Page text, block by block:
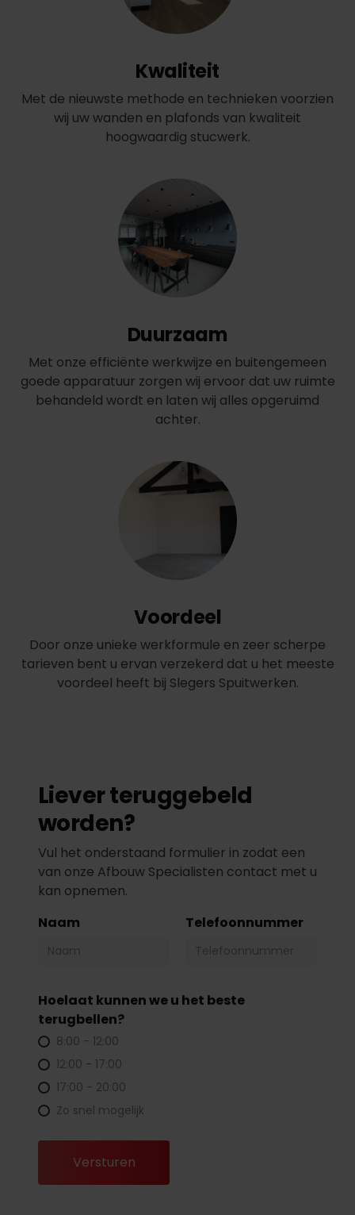
Kwaliteit
Met de nieuwste methode en technieken voorzien
wij uw wanden en plafonds van kwaliteit
hoogwaardig stucwerk.
Duurzaam
Met onze efficiënte werkwijze en buitengemeen
goede apparatuur zorgen wij ervoor dat uw ruimte
behandeld wordt en laten wij alles opgeruimd
achter.
Voordeel
Door onze unieke werkformule en zeer scherpe
tarieven bent u ervan verzekerd dat u het meeste
voordeel heeft bij Slegers Spuitwerken.
Liever teruggebeld
worden?
Vul het onderstaand formulier in zodat een
van onze Afbouw Specialisten contact met u
kan opnemen.
Naam
Telefoonnummer
Hoelaat kunnen we u het beste
terugbellen?
8:00 - 12:00
12:00 - 17:00
17:00 - 20:00
Zo snel mogelijk